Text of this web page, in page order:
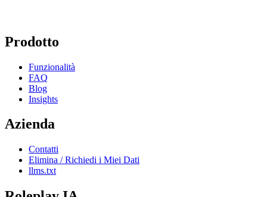
Prodotto
Funzionalità
FAQ
Blog
Insights
Azienda
Contatti
Elimina / Richiedi i Miei Dati
llms.txt